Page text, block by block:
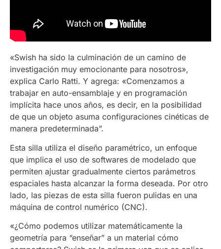
«Swish ha sido la culminación de un camino de
investigación muy emocionante para nosotros»,
explica Carlo Ratti. Y agrega: «Comenzamos a
trabajar en auto-ensamblaje y en programación
implícita hace unos años, es decir, en la posibilidad
de que un objeto asuma configuraciones cinéticas de
manera predeterminada”.
Esta silla utiliza el diseño paramétrico, un enfoque
que implica el uso de softwares de modelado que
permiten ajustar gradualmente ciertos parámetros
espaciales hasta alcanzar la forma deseada. Por otro
lado, las piezas de esta silla fueron pulidas en una
máquina de control numérico (CNC).
«¿Cómo podemos utilizar matemáticamente la
geometría para “enseñar” a un material cómo